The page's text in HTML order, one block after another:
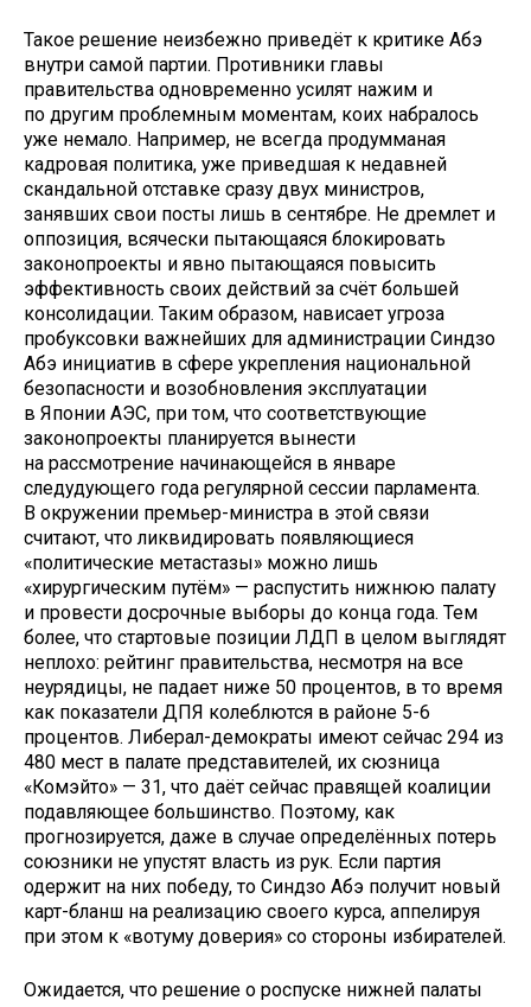
Такое решение неизбежно приведёт к критике Абэ
внутри самой партии. Противники главы
правительства одновременно усилят нажим и
по другим проблемным моментам, коих набралось
уже немало. Например, не всегда продумманая
кадровая политика, уже приведшая к недавней
скандальной отставке сразу двух министров,
занявших свои посты лишь в сентябре. Не дремлет и
оппозиция, всячески пытающаяся блокировать
законопроекты и явно пытающаяся повысить
эффективность своих действий за счёт большей
консолидации. Таким образом, нависает угроза
пробуксовки важнейших для администрации Синдзо
Абэ инициатив в сфере укрепления национальной
безопасности и возобновления эксплуатации
в Японии АЭС, при том, что соответствующие
законопроекты планируется вынести
на рассмотрение начинающейся в январе
следудующего года регулярной сессии парламента.
В окружении премьер-министра в этой связи
считают, что ликвидировать появляющиеся
«политические метастазы» можно лишь
«хирургическим путём» — распустить нижнюю палату
и провести досрочные выборы до конца года. Тем
более, что стартовые позиции ЛДП в целом выглядят
неплохо: рейтинг правительства, несмотря на все
неурядицы, не падает ниже 50 процентов, в то время
как показатели ДПЯ колеблются в районе 5-6
процентов. Либерал-демократы имеют сейчас 294 из
480 мест в палате представителей, их сюзница
«Комэйто» — 31, что даёт сейчас правящей коалиции
подавляющее большинство. Поэтому, как
прогнозируется, даже в случае определённых потерь
союзники не упустят власть из рук. Если партия
одержит на них победу, то Синдзо Абэ получит новый
карт-бланш на реализацию своего курса, аппелируя
при этом к «вотуму доверия» со стороны избирателей.
Ожидается, что решение о роспуске нижней палаты